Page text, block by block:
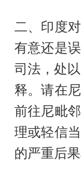
二、印度
有意还是
司法，处
释。请在
前往尼毗
理或轻信
的严重后